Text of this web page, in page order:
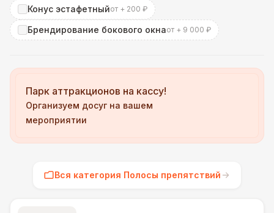
Конус эстафетныйот + 200 ₽
Брендирование бокового окнаот + 9 000 ₽
Парк аттракционов на кассу!
Организуем досуг на вашем
мероприятии
Вся категория Полосы препятствий